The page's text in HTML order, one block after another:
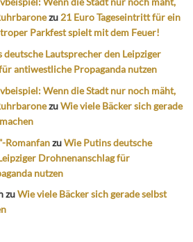
zu 21 Euro Tageseintritt für ein
Parkfest spielt mit dem Feuer!
deutsche Lautsprecher den Leipziger
antiwestliche Propaganda nutzen
Wenn die Stadt nur noch mäht,
zuWie viele Bäcker sich gerade
RomanfanzuWie Putins deutsche
Drohnenanschlag für
nutzen
zuWie viele Bäcker sich gerade selbst